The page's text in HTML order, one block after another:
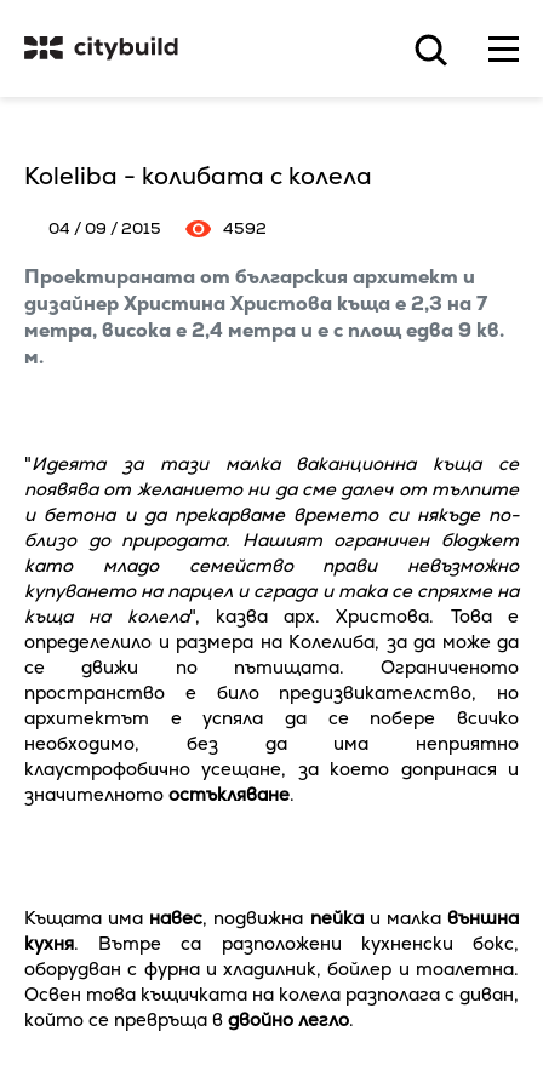
Koleliba - колибата с колела
04 / 09 / 2015 4592
Проектираната от българския архитект и
дизайнер Христина Христова къща е 2,3 на 7
метра, висока е 2,4 метра и е с площ едва 9 кв.
м.
"Идеята за тази малка ваканционна къща се
появява от желанието ни да сме далеч от тълпите
и бетона и да прекарваме времето си някъде по-
близо до природата. Нашият ограничен бюджет
като младо семейство прави невъзможно
купуването на парцел и сграда и така се спряхме на
къща на колела", казва арх. Христова. Това е
определелило и размера на Колелиба, за да може да
се движи по пътищата. Ограниченото
пространство е било предизвикателство, но
архитектът е успяла да се побере всичко
необходимо, без да има неприятно
клаустрофобично усещане, за което допринася и
значителното остъкляване.
Къщата има навес, подвижна пейкаи малкавъншна
кухня. Вътре са разположени кухненски бокс,
оборудван с фурна и хладилник, бойлер и тоалетна.
Освен това къщичката на колела разполага с диван,
който се превръща в двойно легло.